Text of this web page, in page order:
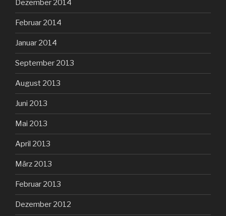
Dezember 2014
Februar 2014
Januar 2014
September 2013
August 2013
Juni 2013
Mai 2013
April 2013
März 2013
Februar 2013
Dezember 2012